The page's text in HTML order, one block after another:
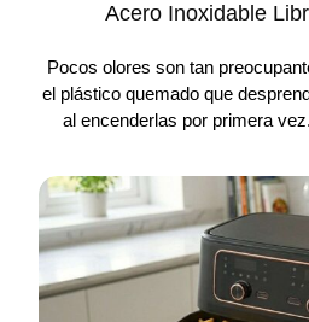
Acero Inoxidable
Pocos olores son tan
el plástico quemado que
al encenderlas por primera